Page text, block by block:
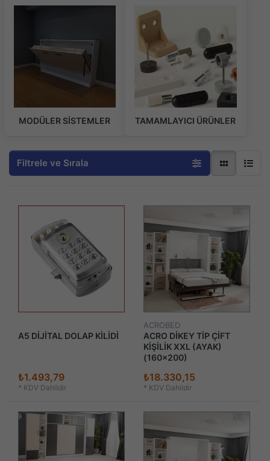
MODÜLER SİSTEMLER TAMAMLAYICI ÜRÜNLER
Filtrele ve Sırala
A5 DİJİTAL DOLAP KİLİDİ
₺1.493,79
* KDV Dahildir
ACROBED
ACRO DİKEY TİP ÇİFT
KİŞİLİK XXL (AYAK)
(160x200)
₺18.330,15
* KDV Dahildir